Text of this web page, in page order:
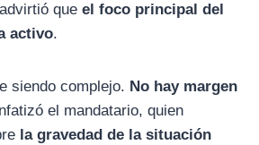
que el foco principal del
activo.
siendo complejo. No hay margen
el mandatario, quien
la gravedad de la situación